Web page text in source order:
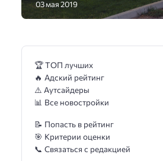
03 мая 2019
🏆 ТОП лучших
🔥 Адский рейтинг
⚠️ Аутсайдеры
📊 Все новостройки
📝 Попасть в рейтинг
🎯 Критерии оценки
📞 Связаться с редакцией